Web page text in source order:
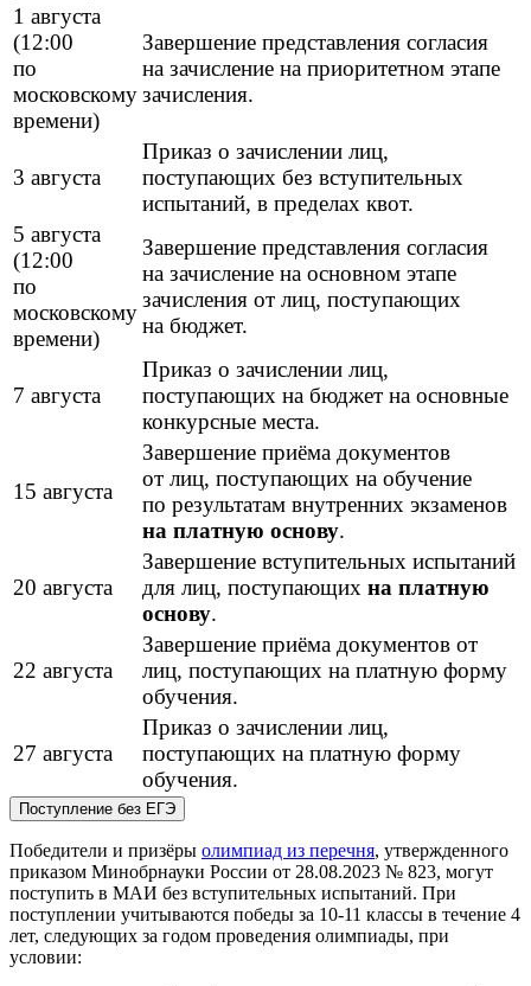
1 августа
(12:00
по
московскому
времени)
Завершение представления согласия
на зачисление на приоритетном этапе
зачисления.
3 августа
Приказ о зачислении лиц,
поступающих без вступительных
испытаний, в пределах квот.
5 августа
(12:00
по
московскому
времени)
Завершение представления согласия
на зачисление на основном этапе
зачисления от лиц, поступающих
на бюджет.
7 августа
Приказ о зачислении лиц,
поступающих на бюджет на основные
конкурсные места.
15 августа
Завершение приёма документов
от лиц, поступающих на обучение
по результатам внутренних экзаменов
на платную основу.
20 августа
Завершение вступительных испытаний
для лиц, поступающих на платную
основу.
22 августа
Завершение приёма документов от
лиц, поступающих на платную форму
обучения.
27 августа
Приказ о зачислении лиц,
поступающих на платную форму
обучения.
Поступление без ЕГЭ
Победители и призёры олимпиад из перечня, утвержденного
приказом Минобрнауки России от 28.08.2023 № 823, могут
поступить в МАИ без вступительных испытаний. При
поступлении учитываются победы за 10-11 классы в течение 4
лет, следующих за годом проведения олимпиады, при
условии: